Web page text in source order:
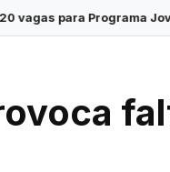
Jovem Aprendiz em